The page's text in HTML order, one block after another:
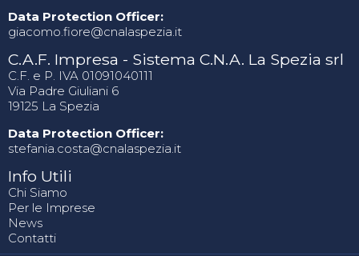
Data Protection Officer:
giacomo.fiore@cnalaspezia.it
C.A.F. Impresa - Sistema C.N.A. La Spezia srl
C.F. e P. IVA 01091040111
Via Padre Giuliani 6
19125 La Spezia
Data Protection Officer:
stefania.costa@cnalaspezia.it
Info Utili
Chi Siamo
Per le Imprese
News
Contatti